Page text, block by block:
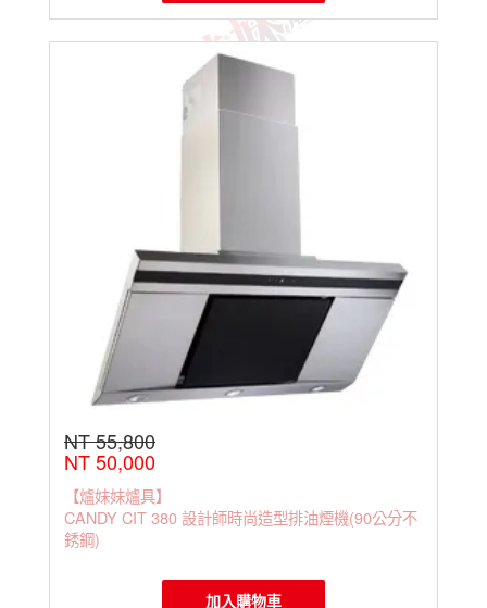
NT 55,800
NT 50,000
【爐妹妹爐具】
CANDY CIT 380 設計師時尚造型排油煙機(90公分不
銹鋼)
加入購物車